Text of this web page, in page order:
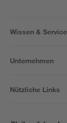
Wissen & Service
Unternehmen
Nützliche Links